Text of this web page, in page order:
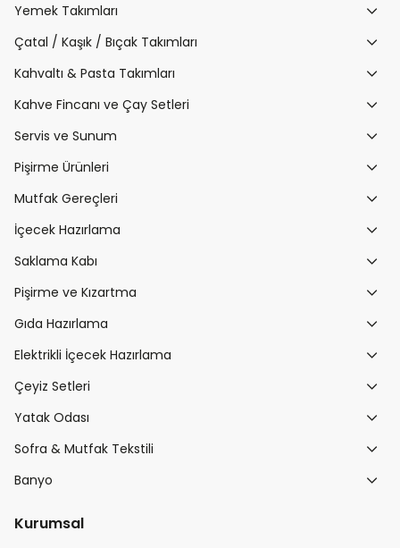
Yemek Takımları
Çatal / Kaşık / Bıçak Takımları
Kahvaltı & Pasta Takımları
Kahve Fincanı ve Çay Setleri
Servis ve Sunum
Pişirme Ürünleri
Mutfak Gereçleri
İçecek Hazırlama
Saklama Kabı
Pişirme ve Kızartma
Gıda Hazırlama
Elektrikli İçecek Hazırlama
Çeyiz Setleri
Yatak Odası
Sofra & Mutfak Tekstili
Banyo
Kurumsal